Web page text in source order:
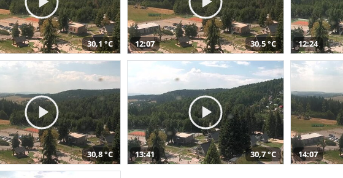
30,1 °C 12:07 30,5 °C 12:24
30,8 °C 13:41 30,7 °C 14:07